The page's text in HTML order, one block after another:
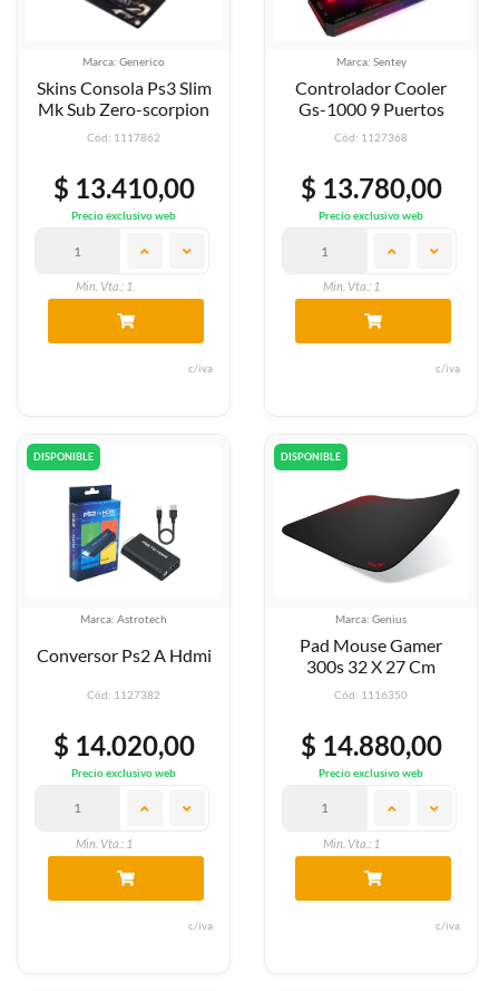
Marca: Generico
Skins Consola Ps3 Slim
Mk Sub Zero-scorpion
Cód: 1117862
$ 13.410,00
Precio exclusivo web
Min. Vta.: 1
c/iva
Marca: Sentey
Controlador Cooler
Gs-1000 9 Puertos
Cód: 1127368
$ 13.780,00
Precio exclusivo web
Min. Vta.: 1
c/iva
DISPONIBLE
Marca: Astrotech
Conversor Ps2 A Hdmi
Cód: 1127382
$ 14.020,00
Precio exclusivo web
Min. Vta.: 1
c/iva
DISPONIBLE
Marca: Genius
Pad Mouse Gamer
300s 32 X 27 Cm
Cód: 1116350
$ 14.880,00
Precio exclusivo web
Min. Vta.: 1
c/iva